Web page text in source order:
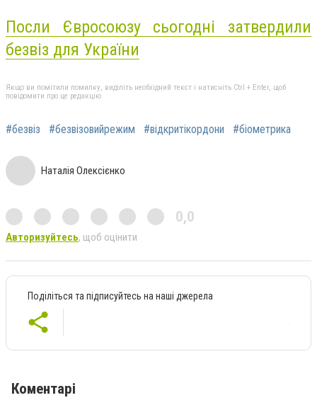
Посли Євросоюзу сьогодні затвердили
безвіз для України
Якщо ви помітили помилку, виділіть необхідний текст і натисніть Ctrl + Enter, щоб
повідомити про це редакцію
#безвіз #безвізовийрежим #відкритікордони #біометрика
Наталія Олексієнко
0,0
Авторизуйтесь, щоб оцінити
Поділіться та підписуйтесь на наші джерела
Коментарі